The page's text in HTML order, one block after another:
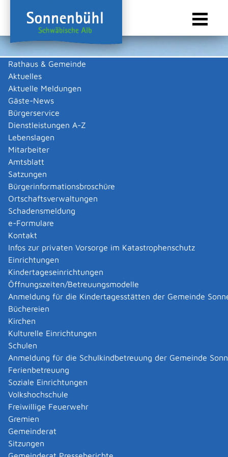
Rathaus & Gemeinde
Aktuelles
Aktuelle Meldungen
Gäste-News
Bürgerservice
Dienstleistungen A-Z
Lebenslagen
Mitarbeiter
Amtsblatt
Satzungen
Bürgerinformationsbroschüre
Ortschaftsverwaltungen
Schadensmeldung
e-Formulare
Kontakt
Infos zur privaten Vorsorge im Katastrophenschutz
Einrichtungen
Kindertageseinrichtungen
Öffnungszeiten/Betreuungsmodelle
Anmeldung für die Kindertagesstätten der Gemeinde
Büchereien
Kirchen
Kulturelle Einrichtungen
Schulen
Anmeldung für die Schulkindbetreuung der Gemeinde
Ferienbetreuung
Soziale Einrichtungen
Volkshochschule
Freiwillige Feuerwehr
Gremien
Gemeinderat
Sitzungen
Sie sind hier:
Gewerbeliste
Annonette Flammer
Beschreibung
Verkauf, Ankauf von Zweirädern
Annonette Flammer
Zurück
| |